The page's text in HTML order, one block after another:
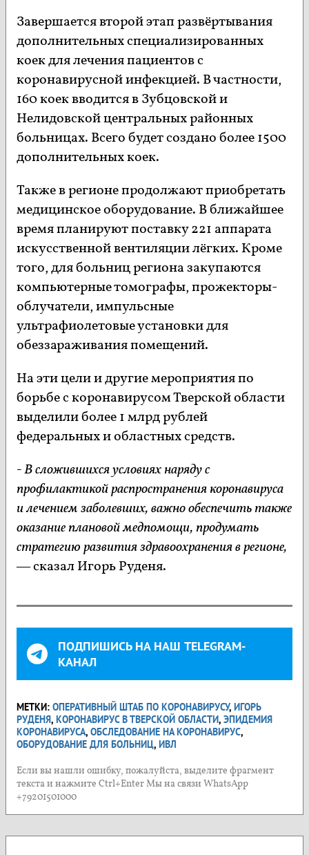
Завершается второй этап развёртывания
дополнительных специализированных
коек для лечения пациентов с
коронавирусной инфекцией. В частности,
160 коек вводится в Зубцовской и
Нелидовской центральных районных
больницах. Всего будет создано более 1500
дополнительных коек.
Также в регионе продолжают приобретать
медицинское оборудование. В ближайшее
время планируют поставку 221 аппарата
искусственной вентиляции лёгких. Кроме
того, для больниц региона закупаются
компьютерные томографы, прожекторы-
облучатели, импульсные
ультрафиолетовые установки для
обеззараживания помещений.
На эти цели и другие мероприятия по
борьбе с коронавирусом Тверской области
выделили более 1 млрд рублей
федеральных и областных средств.
- В сложившихся условиях наряду с
профилактикой распространения коронавируса
и лечением заболевших, важно обеспечить также
оказание плановой медпомощи, продумать
стратегию развития здравоохранения в регионе,
— сказал Игорь Руденя.
ПОДПИШИСЬ НА НАШ TELEGRAM-
КАНАЛ
МЕТКИ: ОПЕРАТИВНЫЙ ШТАБ ПО КОРОНАВИРУСУ, ИГОРЬ
РУДЕНЯ, КОРОНАВИРУС В ТВЕРСКОЙ ОБЛАСТИ, ЭПИДЕМИЯ
КОРОНАВИРУСА, ОБСЛЕДОВАНИЕ НА КОРОНАВИРУС,
ОБОРУДОВАНИЕ ДЛЯ БОЛЬНИЦ, ИВЛ
Если вы нашли ошибку, пожалуйста, выделите фрагмент
текста и нажмите Ctrl+Enter Мы на связи WhatsApp
+79201501000